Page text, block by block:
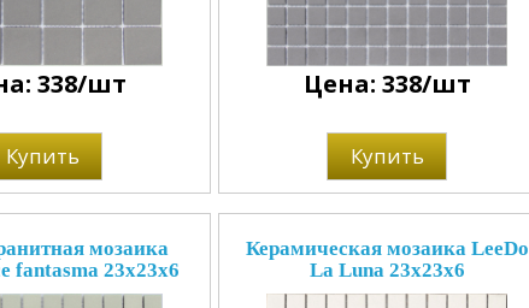
338/шт
Купить
Цена: 338/шт
Купить
мозаика
fantasma 23x23x6
Керамическая мозаика LeeDo
La Luna 23х23х6